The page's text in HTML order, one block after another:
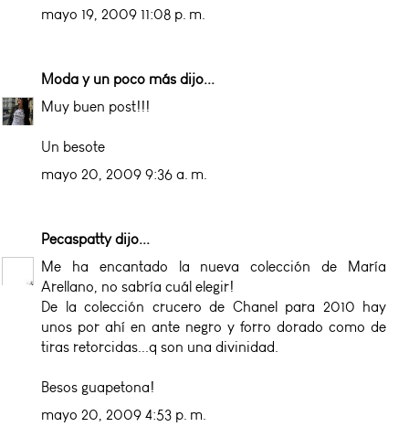
mayo 19, 2009 11:08 p. m.
Moda y un poco más dijo...
Muy buen post!!!
Un besote
mayo 20, 2009 9:36 a. m.
Pecaspattydijo...
Me ha encantado la nueva colección de María
Arellano, no sabría cuál elegir!
De la colección crucero de Chanel para 2010 hay
unos por ahí en ante negro y forro dorado como de
tiras retorcidas...q son una divinidad.
Besos guapetona!
mayo 20, 2009 4:53 p. m.